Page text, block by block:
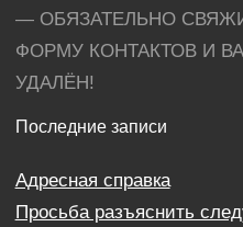
— ОБЯЗАТЕЛЬНО
ФОРМУ КОНТАКТОВ И
УДАЛЁН!
Последние записи
Адресная справка
Просьба разъяснить